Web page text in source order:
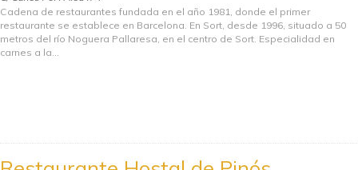
Cadena de restaurantes fundada en el año 1981, donde el primer
restaurante se establece en Barcelona. En Sort, desde 1996, situado a 50
metros del río Noguera Pallaresa, en el centro de Sort. Especialidad en
carnes a la...